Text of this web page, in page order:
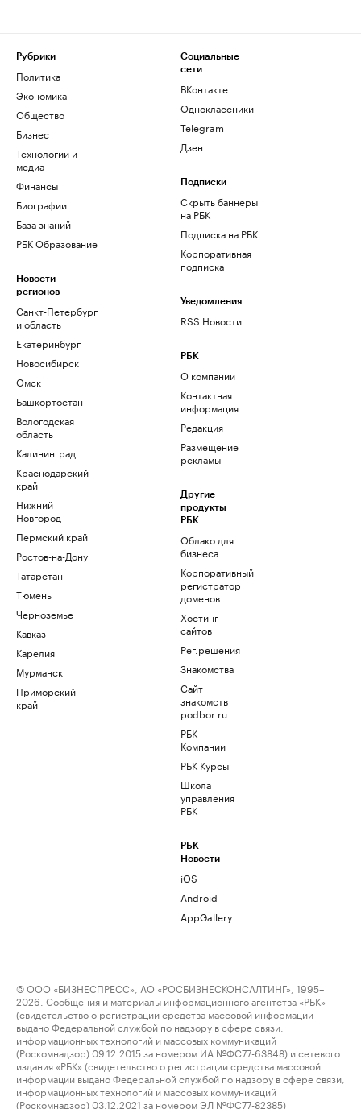
Рубрики
Политика
Экономика
Общество
Бизнес
Технологии и
медиа
Финансы
Биографии
База знаний
РБК Образование
Новости
регионов
Санкт-Петербург
и область
Екатеринбург
Новосибирск
Омск
Башкортостан
Вологодская
область
Калининград
Краснодарский
край
Нижний
Новгород
Пермский край
Ростов-на-Дону
Татарстан
Тюмень
Черноземье
Кавказ
Карелия
Мурманск
Приморский
край
Социальные
сети
ВКонтакте
Одноклассники
Telegram
Дзен
Подписки
Скрыть баннеры
на РБК
Подписка на РБК
Корпоративная
подписка
Уведомления
RSS Новости
РБК
О компании
Контактная
информация
Редакция
Размещение
рекламы
Другие
продукты
РБК
Облако для
бизнеса
Корпоративный
регистратор
доменов
Хостинг
сайтов
Рег.решения
Знакомства
Сайт
знакомств
podbor.ru
РБК
Компании
РБК Курсы
Школа
управления
РБК
РБК
Новости
iOS
Android
AppGallery
© ООО «БИЗНЕСПРЕСС», АО «РОСБИЗНЕСКОНСАЛТИНГ», 1995–
2026. Сообщения и материалы информационного агентства «РБК»
(свидетельство о регистрации средства массовой информации
выдано Федеральной службой по надзору в сфере связи,
информационных технологий и массовых коммуникаций
(Роскомнадзор) 09.12.2015 за номером ИА №ФС77-63848) и сетевого
издания «РБК» (свидетельство о регистрации средства массовой
информации выдано Федеральной службой по надзору в сфере связи,
информационных технологий и массовых коммуникаций
(Роскомнадзор) 03.12.2021 за номером ЭЛ №ФС77-82385)